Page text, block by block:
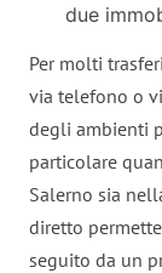
due
Per molti
via telefono o
degli ambienti
particolare
Salerno sia
diretto
seguito da un